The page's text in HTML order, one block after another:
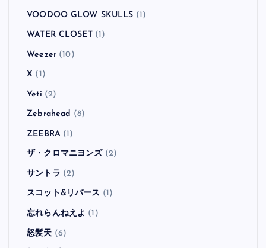
VOODOO GLOW SKULLS (1)
WATER CLOSET(1)
Weezer(10)
X (1)
Yeti (2)
Zebrahead (8)
ZEEBRA(1)
ザ・クロマニヨンズ (2)
サントラ (2)
スコット&リバース (1)
忘れらんねえよ (1)
怒髪天 (6)